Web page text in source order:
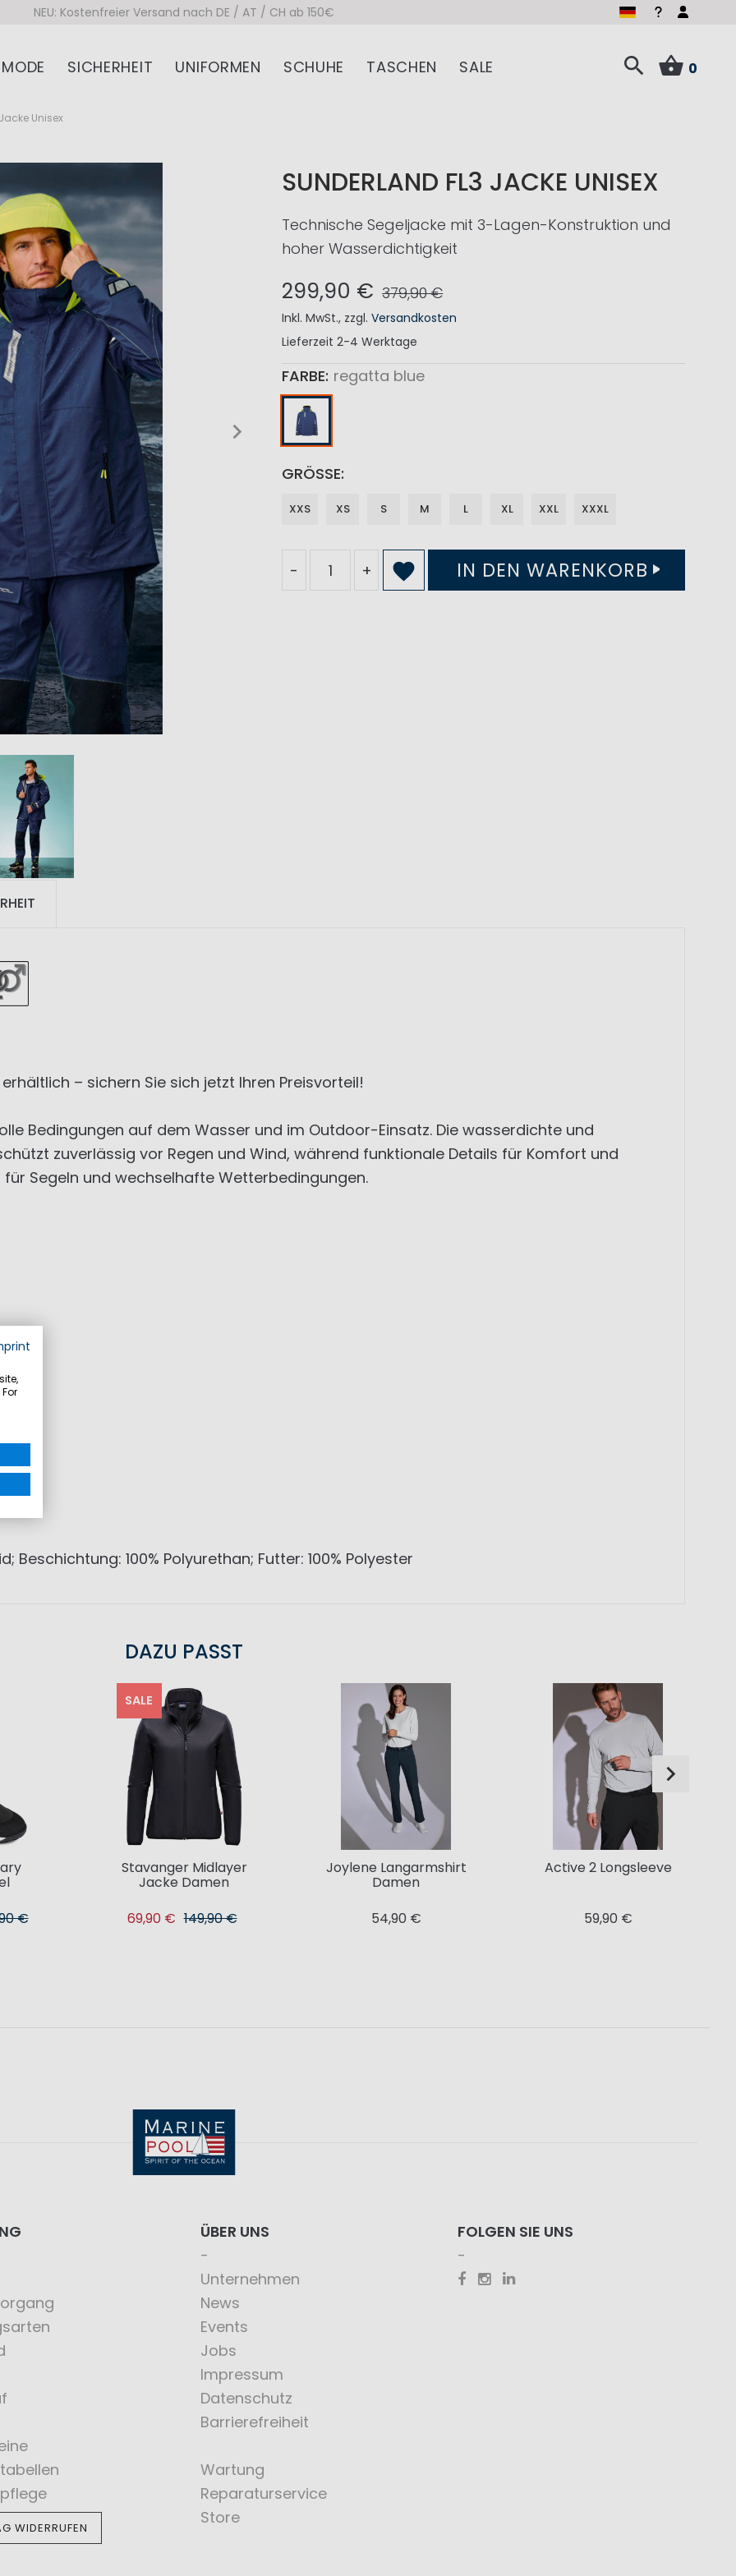
NEU: Kostenfreier Versand nach DE / AT / CH ab 150€
MODE SICHERHEIT UNIFORMEN SCHUHE TASCHEN SALE 0
Unisex
SUNDERLAND FL3 JACKE UNISEX
Technische Segeljacke mit 3-Lagen-Konstruktion und
hoher Wasserdichtigkeit
299,90 € 379,90 €
Inkl. MwSt., zzgl.Versandkosten
Lieferzeit 2-4 Werktage
FARBE regatta blue
GRÖSSE
XXS XS S M L XL XXL XXXL
- + IN DEN WARENKORB
– sichern Sie sich jetzt Ihren Preisvorteil!
Bedingungen auf dem Wasser und im Outdoor-Einsatz. Die wasserdichte und
zuverlässig vor Regen und Wind, während funktionale Details für Komfort und
Segeln und wechselhafte Wetterbedingungen.
Beschichtung: 100% Polyurethan; Futter: 100% Polyester
DAZU PASST
€
SALE
Stavanger Midlayer
Jacke Damen
69,90 € 149,90 €
Joylene Langarmshirt
Damen
54,90 €
Active 2 Longsleeve
59,90 €
WIDERRUFEN
ÜBER UNS
Unternehmen
News
Events
Jobs
Impressum
Datenschutz
Barrierefreiheit
Wartung
Reparaturservice
Store
FOLGEN SIE UNS